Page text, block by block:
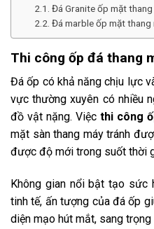
Đá Granite ốp mặt thang
Đá marble ốp mặt thang
Thi công ốp đá thang
Đá ốp có khả năng chịu lực
vực thường xuyên có nhiều
đồ vật nặng. Việc thi công
mặt sàn thang máy tránh
được độ mới trong suốt thời
Không gian nổi bật tạo sức
tinh tế, ấn tượng của đá ốp
diện mạo hút mắt, sang